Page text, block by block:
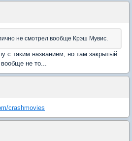
не смотрел вообще Крэш Мувис.
с таким названием, но там закрытый
не то...
crashmovies